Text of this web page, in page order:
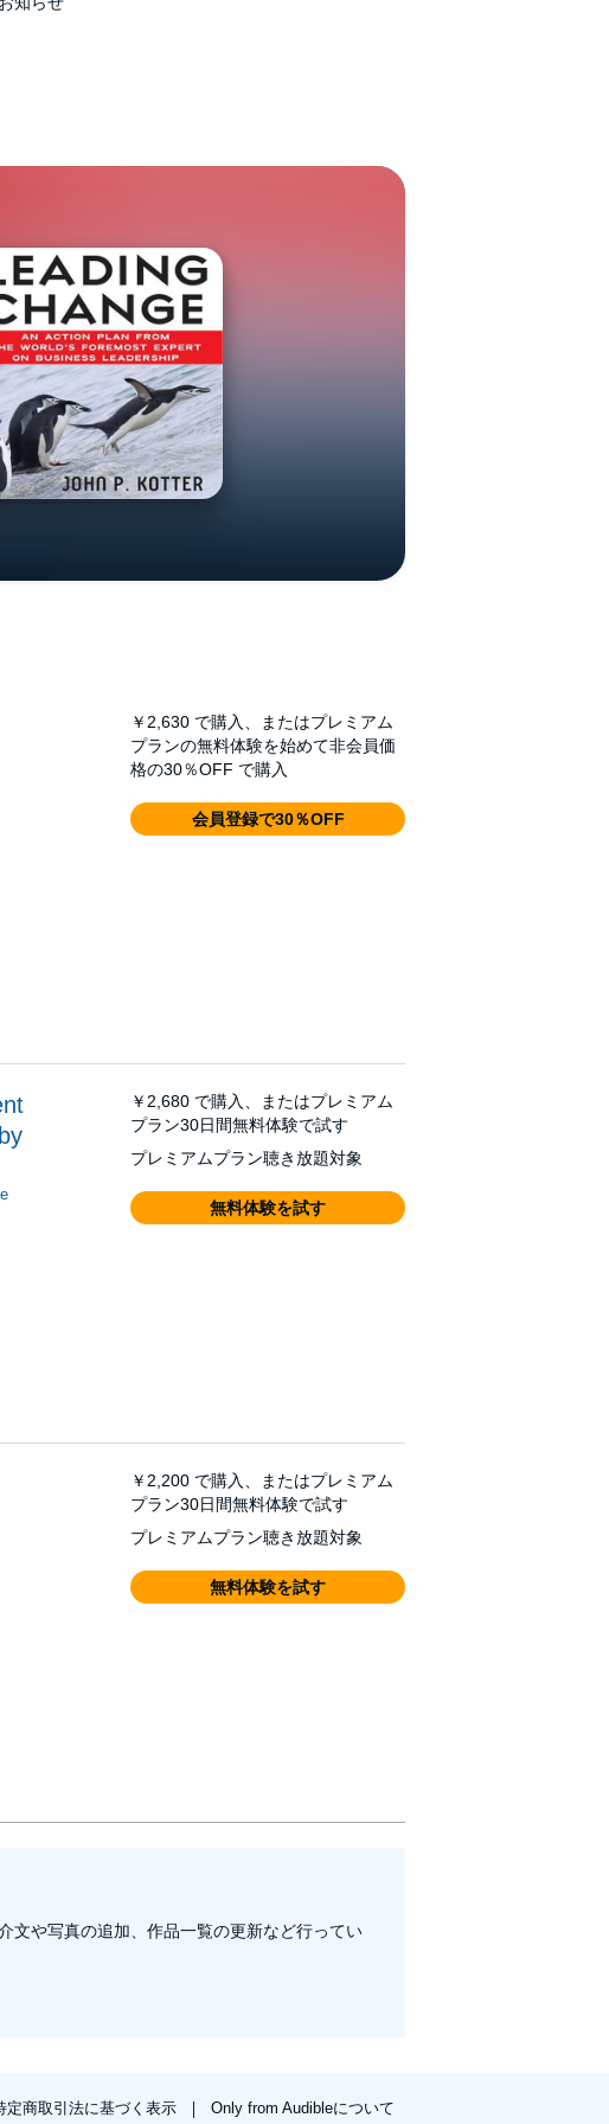
￥2,630 で購入、またはプレミアム
プランの無料体験を始めて非会員価
格の30％OFF で購入
会員登録で30％OFF
￥2,680 で購入、またはプレミアム
プラン30日間無料体験で試す
プレミアムプラン聴き放題対象
無料体験を試す
￥2,200 で購入、またはプレミアム
プラン30日間無料体験で試す
プレミアムプラン聴き放題対象
無料体験を試す
文や写真の追加、作品一覧の更新など行ってい
定商取引法に基づく表示
Only from Audibleについて